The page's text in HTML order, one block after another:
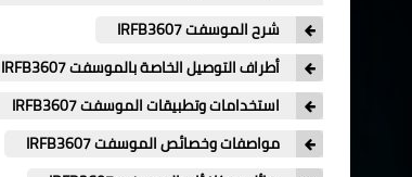
شرح الموسفت IRFB3607
أطراف التوصيل الخاصة بالموسفت IRFB3607
استخدامات وتطبيقات الموسفت IRFB3607
مواصفات وخصائص الموسفت IRFB3607